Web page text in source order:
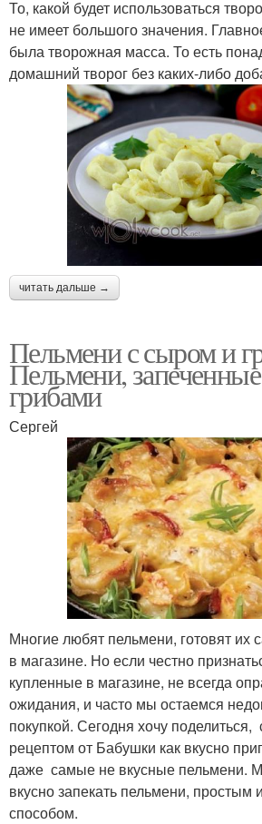
То, какой будет использоваться
не имеет большого значения.
была творожная масса. То есть
домашний творог без каких-либо
читать дальше →
Пельмени с сыром и
Пельмени,
грибами
Сергей
Многие любят пельмени, готовят их
в магазине. Но если честно
купленные в магазине, не всегда
ожидания, и часто мы остаемся
покупкой. Сегодня хочу
рецептом от Бабушки как вкусно
даже самые не вкусные пельмени.
вкусно запекать пельмени, простым
способом.